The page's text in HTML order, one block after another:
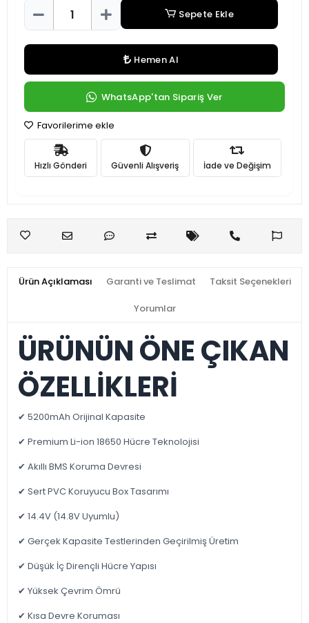
Sepete Ekle
Hemen Al
WhatsApp'tan Sipariş Ver
Favorilerime ekle
Hızlı Gönderi Güvenli Alışveriş İade ve Değişim
Ürün Açıklaması Garanti ve Teslimat Taksit Seçenekleri
Yorumlar
ÜRÜNÜN ÖNE ÇIKAN
ÖZELLİKLERİ
✔ 5200mAh Orijinal Kapasite
✔ Premium Li-ion 18650 Hücre Teknolojisi
✔ Akıllı BMS Koruma Devresi
✔ Sert PVC Koruyucu Box Tasarımı
✔ 14.4V (14.8V Uyumlu)
✔ Gerçek Kapasite Testlerinden Geçirilmiş Üretim
✔ Düşük İç Dirençli Hücre Yapısı
✔ Yüksek Çevrim Ömrü
✔ Kısa Devre Koruması